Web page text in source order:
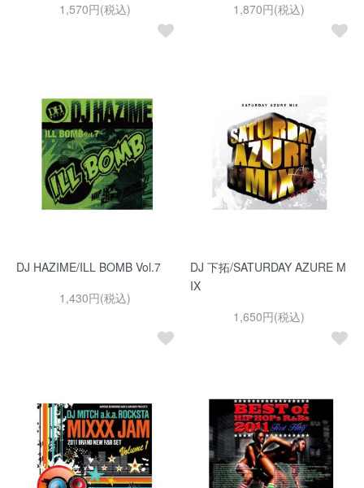
1,570円(税込)
1,870円(税込)
DJ HAZIME/ILL BOMB Vol.7
1,430円(税込)
DJ 下拓/SATURDAY AZURE M
IX
1,650円(税込)